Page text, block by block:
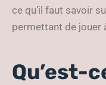
ce qu’il faut savoir
permettant de jouer
Qu’est-